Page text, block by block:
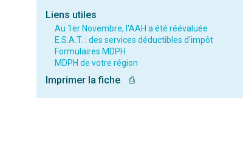
Liens utiles
Au 1er Novembre, l'AAH a été réévaluée
E.S.A.T. : des services déductibles d’impôt
Formulaires MDPH
MDPH de votre région
Imprimer la fiche ⎙